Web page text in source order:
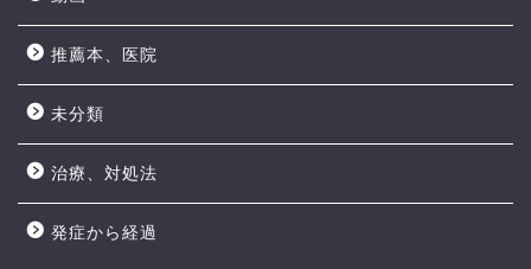
推薦本、医院
未分類
治療、対処法
発症から経過